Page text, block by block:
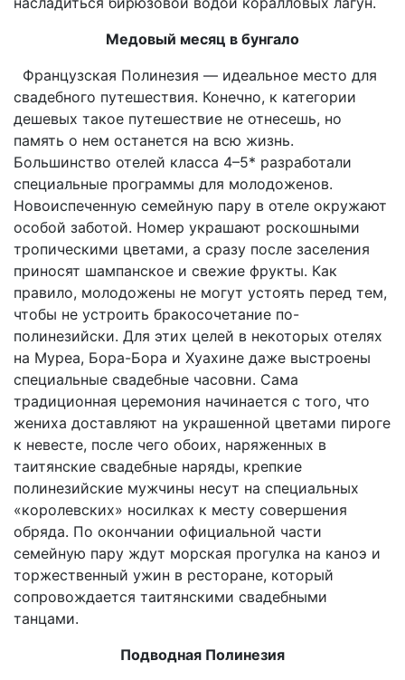
Медовый месяц в бунгало
Французская Полинезия — идеальное место для
свадебного путешествия. Конечно, к категории
дешевых такое путешествие не отнесешь, но
память о нем останется на всю жизнь.
Большинство отелей класса 4–5* разработали
специальные программы для молодоженов.
Новоиспеченную семейную пару в отеле окружают
особой заботой. Номер украшают роскошными
тропическими цветами, а сразу после заселения
приносят шампанское и свежие фрукты. Как
правило, молодожены не могут устоять перед тем,
чтобы не устроить бракосочетание по-
полинезийски. Для этих целей в некоторых отелях
на Муреа, Бора-Бора и Хуахине даже выстроены
специальные свадебные часовни. Сама
традиционная церемония начинается с того, что
жениха доставляют на украшенной цветами пироге
к невесте, после чего обоих, наряженных в
таитянские свадебные наряды, крепкие
полинезийские мужчины несут на специальных
«королевских» носилках к месту совершения
обряда. По окончании официальной части
семейную пару ждут морская прогулка на каноэ и
торжественный ужин в ресторане, который
сопровождается таитянскими свадебными
танцами.
Подводная Полинезия